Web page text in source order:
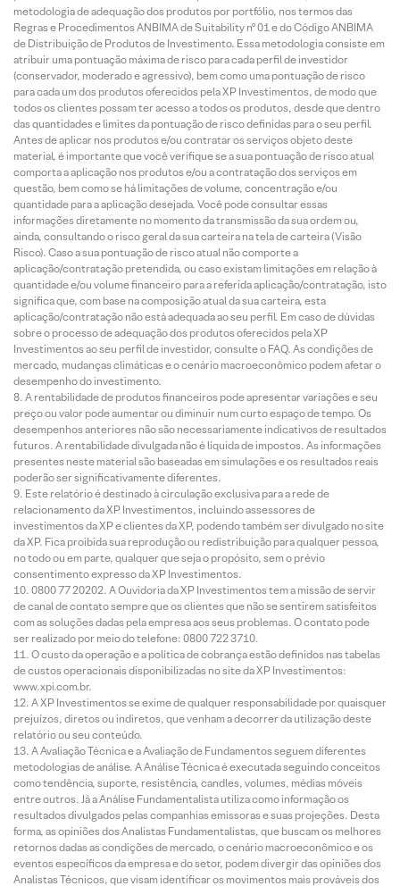
metodologia de adequação dos produtos por portfólio, nos termos das
Regras e Procedimentos ANBIMA de Suitability nº 01 e do Código ANBIMA
de Distribuição de Produtos de Investimento. Essa metodologia consiste em
atribuir uma pontuação máxima de risco para cada perfil de investidor
(conservador, moderado e agressivo), bem como uma pontuação de risco
para cada um dos produtos oferecidos pela XP Investimentos, de modo que
todos os clientes possam ter acesso a todos os produtos, desde que dentro
das quantidades e limites da pontuação de risco definidas para o seu perfil.
Antes de aplicar nos produtos e/ou contratar os serviços objeto deste
material, é importante que você verifique se a sua pontuação de risco atual
comporta a aplicação nos produtos e/ou a contratação dos serviços em
questão, bem como se há limitações de volume, concentração e/ou
quantidade para a aplicação desejada. Você pode consultar essas
informações diretamente no momento da transmissão da sua ordem ou,
ainda, consultando o risco geral da sua carteira na tela de carteira (Visão
Risco). Caso a sua pontuação de risco atual não comporte a
aplicação/contratação pretendida, ou caso existam limitações em relação à
quantidade e/ou volume financeiro para a referida aplicação/contratação, isto
significa que, com base na composição atual da sua carteira, esta
aplicação/contratação não está adequada ao seu perfil. Em caso de dúvidas
sobre o processo de adequação dos produtos oferecidos pela XP
Investimentos ao seu perfil de investidor, consulte o FAQ. As condições de
mercado, mudanças climáticas e o cenário macroeconômico podem afetar o
desempenho do investimento.
A rentabilidade de produtos financeiros pode apresentar variações e seu
preço ou valor pode aumentar ou diminuir num curto espaço de tempo. Os
desempenhos anteriores não são necessariamente indicativos de resultados
futuros. A rentabilidade divulgada não é líquida de impostos. As informações
presentes neste material são baseadas em simulações e os resultados reais
poderão ser significativamente diferentes.
Este relatório é destinado à circulação exclusiva para a rede de
relacionamento da XP Investimentos, incluindo assessores de
investimentos da XP e clientes da XP, podendo também ser divulgado no site
da XP. Fica proibida sua reprodução ou redistribuição para qualquer pessoa,
no todo ou em parte, qualquer que seja o propósito, sem o prévio
consentimento expresso da XP Investimentos.
0800 77 20202. A Ouvidoria da XP Investimentos tem a missão de servir
de canal de contato sempre que os clientes que não se sentirem satisfeitos
com as soluções dadas pela empresa aos seus problemas. O contato pode
ser realizado por meio do telefone: 0800 722 3710.
O custo da operação e a política de cobrança estão definidos nas tabelas
de custos operacionais disponibilizadas no site da XP Investimentos:
www.xpi.com.br.
A XP Investimentos se exime de qualquer responsabilidade por quaisquer
prejuízos, diretos ou indiretos, que venham a decorrer da utilização deste
relatório ou seu conteúdo.
A Avaliação Técnica e a Avaliação de Fundamentos seguem diferentes
metodologias de análise. A Análise Técnica é executada seguindo conceitos
como tendência, suporte, resistência, candles, volumes, médias móveis
entre outros. Já a Análise Fundamentalista utiliza como informação os
resultados divulgados pelas companhias emissoras e suas projeções. Desta
forma, as opiniões dos Analistas Fundamentalistas, que buscam os melhores
retornos dadas as condições de mercado, o cenário macroeconômico e os
eventos específicos da empresa e do setor, podem divergir das opiniões dos
Analistas Técnicos, que visam identificar os movimentos mais prováveis dos